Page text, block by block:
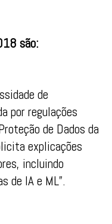
são:
de
por regulações
de Dados da
explicações
incluindo
de IA e ML”.